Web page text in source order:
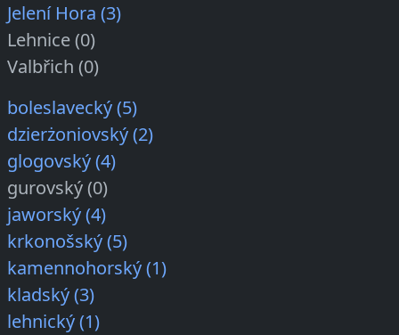
Jelení Hora (3)
Lehnice (0)
Valbřich (0)
boleslavecký (5)
dzierżoniovský (2)
glogovský (4)
gurovský (0)
jaworský (4)
krkonošský (5)
kamennohorský (1)
kladský (3)
lehnický (1)